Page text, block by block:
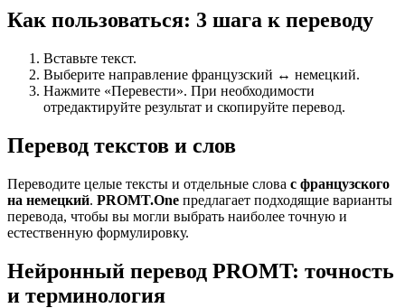
Как пользоваться: 3 шага к переводу
Вставьте текст.
Выберите направление французский ↔ немецкий.
Нажмите «Перевести». При необходимости
отредактируйте результат и скопируйте перевод.
Перевод текстов и слов
Переводите целые тексты и отдельные слова с французского
на немецкий. PROMT.One предлагает подходящие варианты
перевода, чтобы вы могли выбрать наиболее точную и
естественную формулировку.
Нейронный перевод PROMT: точность
и терминология